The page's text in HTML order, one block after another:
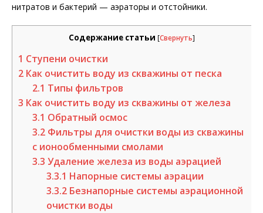
нитратов и бактерий — аэраторы и отстойники.
Содержание статьи [Свернуть]
1 Ступени очистки
2 Как очистить воду из скважины от песка
2.1 Типы фильтров
3 Как очистить воду из скважины от железа
3.1 Обратный осмос
3.2 Фильтры для очистки воды из скважины
с ионообменными смолами
3.3 Удаление железа из воды аэрацией
3.3.1 Напорные системы аэрации
3.3.2 Безнапорные системы аэрационной
очистки воды